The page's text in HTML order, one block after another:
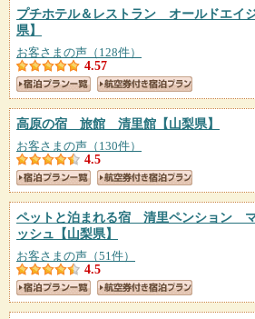
プチホテル＆レストラン オールドエイ
県】
お客さまの声（128件）
4.57
高原の宿 旅館 清里館 【山梨県】
お客さまの声（130件）
4.5
ペットと泊まれる宿 清里ペンション
ッシュ 【山梨県】
お客さまの声（51件）
4.5